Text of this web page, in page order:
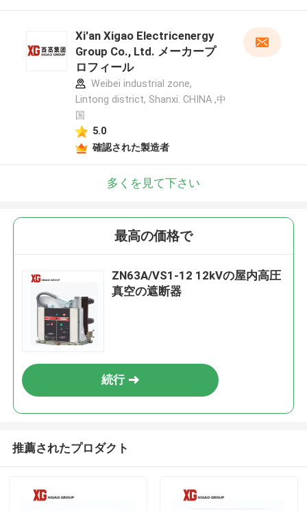
Xi'an Xigao Electricenergy
Group Co., Ltd. メーカープ
ロフィール
Weibei industrial zone,
Lintong district, Shanxi. CHINA ,中
国
5.0
確認された製造者
多くを見て下さい
最高の価格で
ZN63A/VS1-12 12kVの屋内高圧
真空の遮断器
続行
推薦されたプロダクト